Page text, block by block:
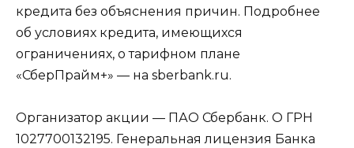
кредита без объяснения причин. Подробнее
об условиях кредита, имеющихся
ограничениях, о тарифном плане
«СберПрайм+» — на sberbank.ru.
Организатор акции — ПАО Сбербанк. О ГРН
1027700132195. Генеральная лицензия Банка